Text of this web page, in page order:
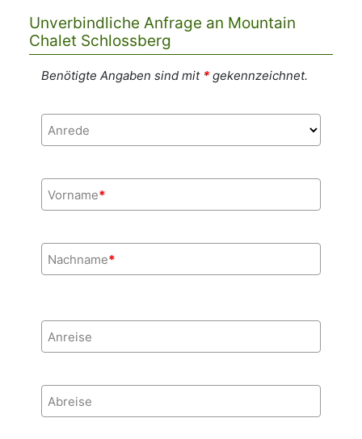
Unverbindliche Anfrage an Mountain
Chalet Schlossberg
Benötigte Angaben sind mit *gekennzeichnet.
Anrede
Vorname*
Nachname*
Anreise
Abreise